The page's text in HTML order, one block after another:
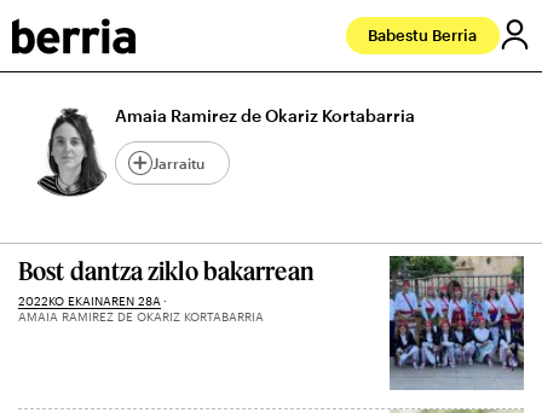
Babestu Berria
Amaia Ramirez de Okariz Kortabarria
Jarraitu
Bost dantza ziklo bakarrean
2022KO EKAINAREN 28A
AMAIA RAMIREZ DE OKARIZ KORTABARRIA